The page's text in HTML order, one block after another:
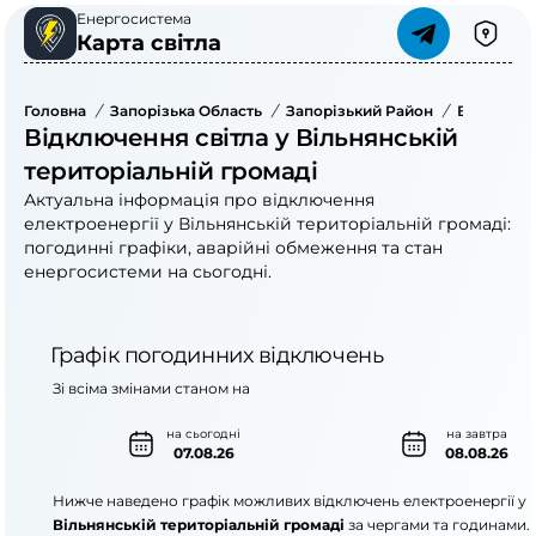
Енергосистема
Карта світла
Головна / Запорізька Область / Запорізький Район /
Відключення світла у Вільнянській
територіальній громаді
Актуальна інформація про відключення
електроенергії у Вільнянській територіальній громаді:
погодинні графіки, аварійні обмеження та стан
енергосистеми на сьогодні.
Графік погодинних відключень
на сьогодні
07.08.26
на завтра
08.08.26
Зі всіма змінами станом на
Нижче наведено графік можливих відключень електроенергії у
Вільнянській територіальній громаді за чергами та годинами.